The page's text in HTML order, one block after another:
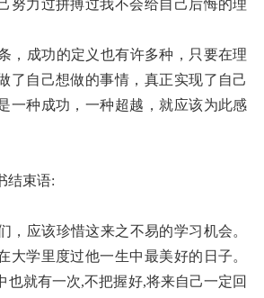
努力过拼搏过我不会给自己后悔的理
，成功的定义也有许多种，只要在理
了自己想做的事情，真正实现了自己
一种成功，一种超越，就应该为此感
结束语:
应该珍惜这来之不易的学习机会。
大学里度过他一生中最美好的日子。
也就有一次,不把握好,将来自己一定回